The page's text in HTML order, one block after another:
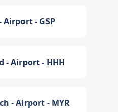
Airport - GSP
- Airport - HHH
- Airport - MYR